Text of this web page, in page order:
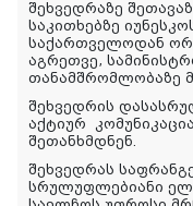
შეხვედრაზე
საკითხებზე
საქართველოდან
აგრეთვე,
თანამშრომლობაზე
შეხვედრის
აქტიურ
შეთანხმდნენ.
შეხვედრას
სრულუფლებიანი